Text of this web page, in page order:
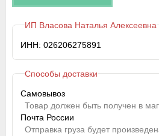
ИП Власова Наталья Алексеевна
ИНН: 026206275891
Способы доставки
Самовывоз
Товар должен быть получен в
Почта России
Отправка груза будет